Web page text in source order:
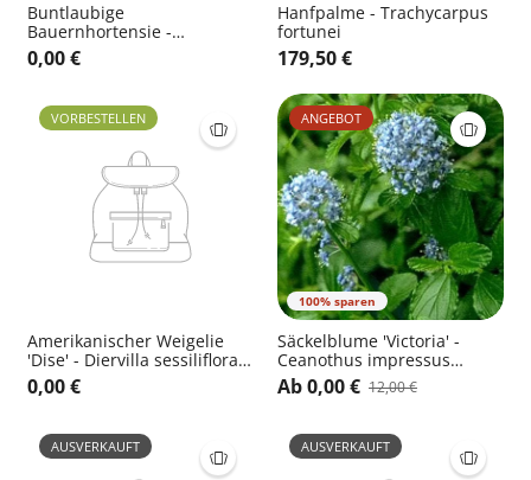
Buntlaubige
Bauernhortensie -
Hydrangea macrophylla
'Tricolor'
0,00 €
Hanfpalme - Trachycarpus
fortunei
179,50 €
VORBESTELLEN
Amerikanischer Weigelie
'Dise' - Diervilla sessiliflora
'Dise'
0,00 €
100% sparen
ANGEBOT
Säckelblume 'Victoria' -
Ceanothus impressus
'Victoria'
Ab 0,00 € 12,00 €
AUSVERKAUFT AUSVERKAUFT